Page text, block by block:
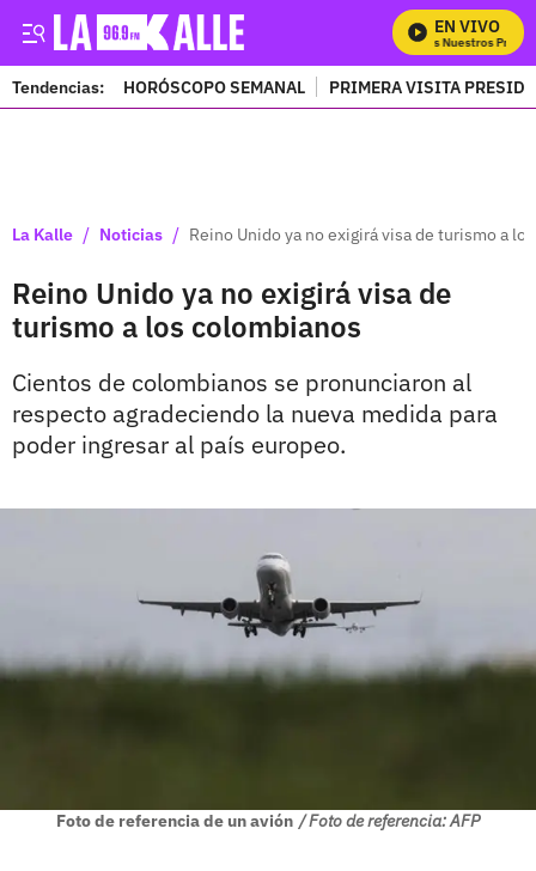
EN VIVO
Mira Todos Nuestros
Tendencias: HORÓSCOPO SEMANAL PRIMERA VISITA
La Kalle / Noticias / Reino Unido ya no exigirá visa de turismo a
Reino Unido ya no exigirá visa de
turismo a los colombianos
Cientos de colombianos se pronunciaron al
respecto agradeciendo la nueva medida para
poder ingresar al país europeo.
Foto de referencia de un avión / Foto de referencia: AFP